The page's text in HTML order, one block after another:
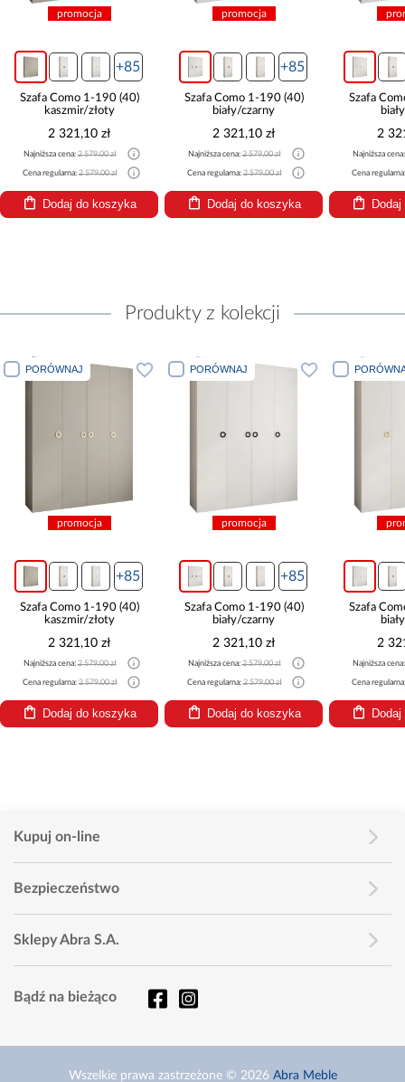
promocja
+85
Szafa Como 1-190 (40)
kaszmir/złoty
2 321,10 zł
Najniższa cena:2 579,00 zł
Cena regularna:2 579,00 zł
Dodaj do koszyka
promocja
+85
Szafa Como 1-190 (40)
biały/czarny
2 321,10 zł
Najniższa cena:2 579,00 zł
Cena regularna:2 579,00 zł
Dodaj do koszyka
Szafa
2
Najniższa
Cena
Produkty z kolekcji
PORÓWNAJ
promocja
+85
Szafa Como 1-190 (40)
kaszmir/złoty
2 321,10 zł
Najniższa cena:2 579,00 zł
Cena regularna:2 579,00 zł
Dodaj do koszyka
PORÓWNAJ
promocja
+85
Szafa Como 1-190 (40)
biały/czarny
2 321,10 zł
Najniższa cena:2 579,00 zł
Cena regularna:2 579,00 zł
Dodaj do koszyka
Szafa
2
Najniższa
Cena
Kupuj on-line
Bezpieczeństwo
Sklepy Abra S.A.
Bądź na bieżąco
Wszelkie prawa zastrzeżone © 2026 Abra Meble